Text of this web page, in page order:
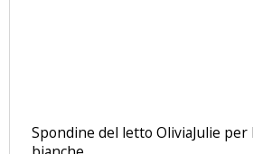
Spondine del letto OliviaJulie